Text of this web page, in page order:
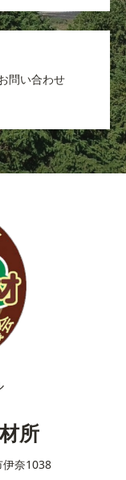
問い合わせ
所
奈1038